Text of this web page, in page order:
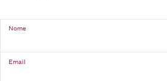
Nome
Email